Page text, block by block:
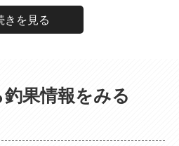
きを見る
果情報をみる